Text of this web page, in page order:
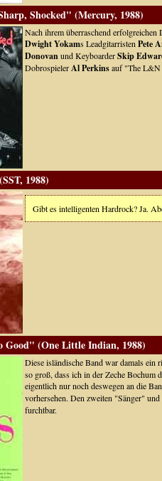
Shocked" (Mercury, 1988)
Nach ihrem überraschend
Dwight Yokams Leadgitarristen Pete
Donovanund KeyboarderSkip
DobrospielerAl Perkinsauf "The
1988)
Gibt es intelligenten Hardrock? Ja.
Good" (One Little Indian, 1988)
Diese isländische Band war damals
so groß, dass ich in der Zeche Bochum
eigentlich nur noch deswegen an die
vorhersehen. Den zweiten "Sänger"
furchtbar.